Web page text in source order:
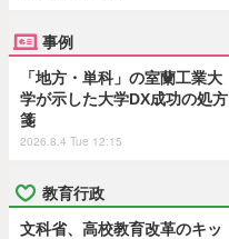
事例
「地方・単科」の室蘭工業大
学が示した大学DX成功の処方
箋
2026.8.4 Tue 12:15
教育行政
文科省、高校教育改革のキッ